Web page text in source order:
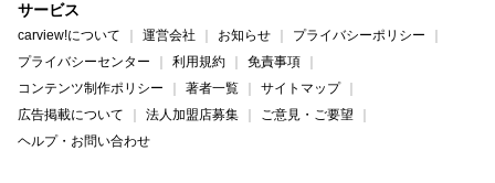
サービス
carview!について 運営会社 お知らせ
プライバシーポリシー
プライバシーセンター
利用規約
免責事項
コンテンツ制作ポリシー
著者一覧
サイトマップ
広告掲載について
法人加盟店募集
ご意見・ご要望
ヘルプ・お問い合わせ